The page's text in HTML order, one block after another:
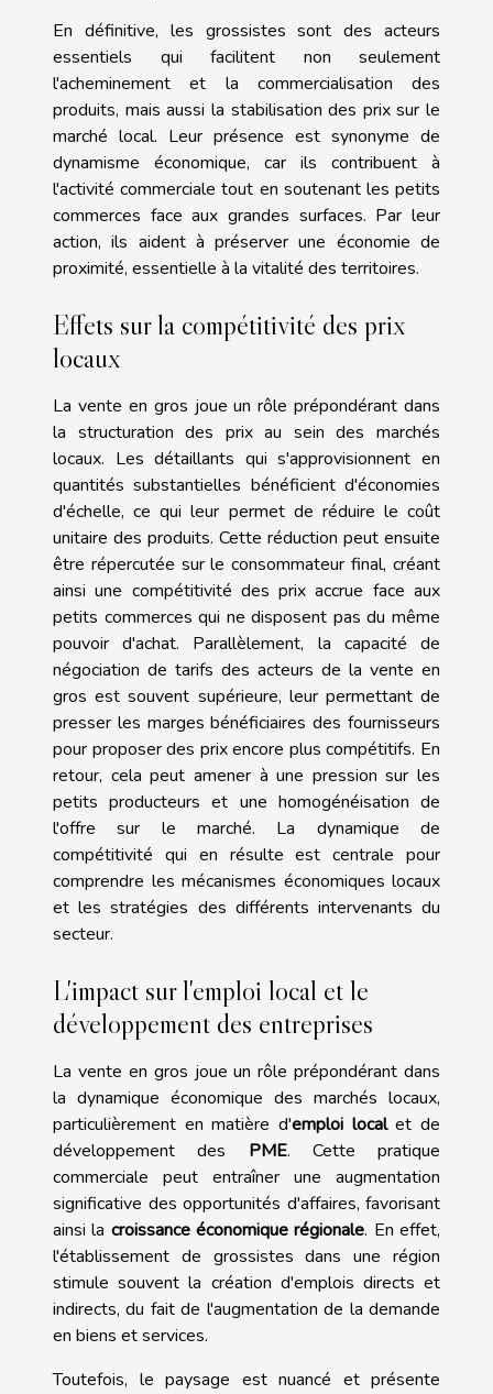
En définitive, les grossistes sont des acteurs
essentiels qui facilitent non seulement
l'acheminement et la commercialisation des
produits, mais aussi la stabilisation des prix sur le
marché local. Leur présence est synonyme de
dynamisme économique, car ils contribuent à
l'activité commerciale tout en soutenant les petits
commerces face aux grandes surfaces. Par leur
action, ils aident à préserver une économie de
proximité, essentielle à la vitalité des territoires.
Effets sur la compétitivité des prix
locaux
La vente en gros joue un rôle prépondérant dans
la structuration des prix au sein des marchés
locaux. Les détaillants qui s'approvisionnent en
quantités substantielles bénéficient d'économies
d'échelle, ce qui leur permet de réduire le coût
unitaire des produits. Cette réduction peut ensuite
être répercutée sur le consommateur final, créant
ainsi une compétitivité des prix accrue face aux
petits commerces qui ne disposent pas du même
pouvoir d'achat. Parallèlement, la capacité de
négociation de tarifs des acteurs de la vente en
gros est souvent supérieure, leur permettant de
presser les marges bénéficiaires des fournisseurs
pour proposer des prix encore plus compétitifs. En
retour, cela peut amener à une pression sur les
petits producteurs et une homogénéisation de
l'offre sur le marché. La dynamique de
compétitivité qui en résulte est centrale pour
comprendre les mécanismes économiques locaux
et les stratégies des différents intervenants du
secteur.
L'impact sur l'emploi local et le
développement des entreprises
La vente en gros joue un rôle prépondérant dans
la dynamique économique des marchés locaux,
particulièrement en matière d'emploi localet de
développement des PME. Cette pratique
commerciale peut entraîner une augmentation
significative des opportunités d'affaires, favorisant
ainsi la croissance économique régionale. En effet,
l'établissement de grossistes dans une région
stimule souvent la création d'emplois directs et
indirects, du fait de l'augmentation de la demande
en biens et services.
Toutefois, le paysage est nuancé et présente